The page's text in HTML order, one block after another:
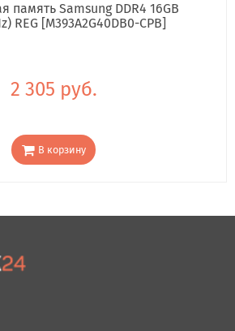
память Samsung DDR4 16GB
REG [M393A2G40DB0-CPB]
2 305 руб.
В корзину